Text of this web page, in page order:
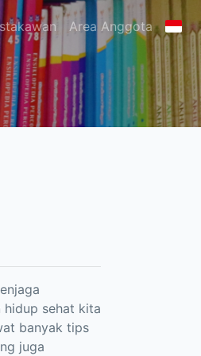
Area Anggota
hidup sehat kita
banyak tips
juga